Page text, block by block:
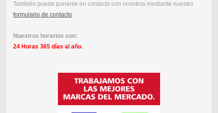
También puede ponerse en contacto con nosotros mediante nuestro
formulario de contacto.
Nuestros horarios son:
24 Horas 365 días al año.